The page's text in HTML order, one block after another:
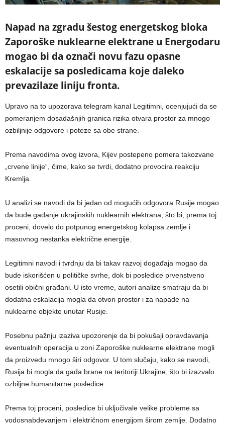
Napad na zgradu šestog energetskog bloka
Zaporoške nuklearne elektrane u Energodaru
mogao bi da označi novu fazu opasne
eskalacije sa posledicama koje daleko
prevazilaze liniju fronta.
Upravo na to upozorava telegram kanal Legitimni, ocenjujući da se
pomeranjem dosadašnjih granica rizika otvara prostor za mnogo
ozbiljnije odgovore i poteze sa obe strane.
Prema navodima ovog izvora, Kijev postepeno pomera takozvane
„crvene linije“, čime, kako se tvrdi, dodatno provocira reakciju
Kremlja.
U analizi se navodi da bi jedan od mogućih odgovora Rusije mogao
da bude gađanje ukrajinskih nuklearnih elektrana, što bi, prema toj
proceni, dovelo do potpunog energetskog kolapsa zemlje i
masovnog nestanka električne energije.
Legitimni navodi i tvrdnju da bi takav razvoj događaja mogao da
bude iskorišćen u političke svrhe, dok bi posledice prvenstveno
osetili obični građani. U isto vreme, autori analize smatraju da bi
dodatna eskalacija mogla da otvori prostor i za napade na
nuklearne objekte unutar Rusije.
Posebnu pažnju izaziva upozorenje da bi pokušaji opravdavanja
eventualnih operacija u zoni Zaporoške nuklearne elektrane mogli
da proizvedu mnogo širi odgovor. U tom slučaju, kako se navodi,
Rusija bi mogla da gađa brane na teritoriji Ukrajine, što bi izazvalo
ozbiljne humanitarne posledice.
Prema toj proceni, posledice bi uključivale velike probleme sa
vodosnabdevanjem i električnom energijom širom zemlje. Dodatno